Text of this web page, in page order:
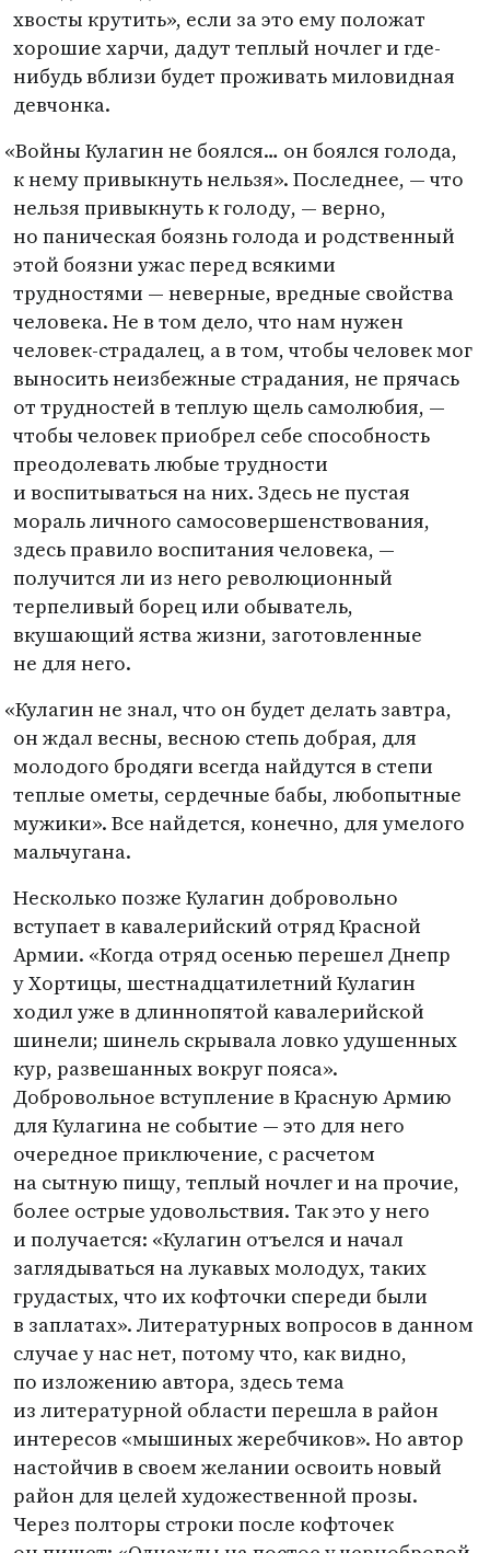
хвосты крутить», если за это ему положат
хорошие харчи, дадут теплый ночлег и где-
нибудь вблизи будет проживать миловидная
девчонка.
«Войны Кулагин не боялся… он боялся голода,
к нему привыкнуть нельзя». Последнее, — что
нельзя привыкнуть к голоду, — верно,
но паническая боязнь голода и родственный
этой боязни ужас перед всякими
трудностями — неверные, вредные свойства
человека. Не в том дело, что нам нужен
человек-страдалец, а в том, чтобы человек мог
выносить неизбежные страдания, не прячась
от трудностей в теплую щель самолюбия, —
чтобы человек приобрел себе способность
преодолевать любые трудности
и воспитываться на них. Здесь не пустая
мораль личного самосовершенствования,
здесь правило воспитания человека, —
получится ли из него революционный
терпеливый борец или обыватель,
вкушающий яства жизни, заготовленные
не для него.
«Кулагин не знал, что он будет делать завтра,
он ждал весны, весною степь добрая, для
молодого бродяги всегда найдутся в степи
теплые ометы, сердечные бабы, любопытные
мужики». Все найдется, конечно, для умелого
мальчугана.
Несколько позже Кулагин добровольно
вступает в кавалерийский отряд Красной
Армии. «Когда отряд осенью перешел Днепр
у Хортицы, шестнадцатилетний Кулагин
ходил уже в длиннопятой кавалерийской
шинели; шинель скрывала ловко удушенных
кур, развешанных вокруг пояса».
Добровольное вступление в Красную Армию
для Кулагина не событие — это для него
очередное приключение, с расчетом
на сытную пищу, теплый ночлег и на прочие,
более острые удовольствия. Так это у него
и получается: «Кулагин отъелся и начал
заглядываться на лукавых молодух, таких
грудастых, что их кофточки спереди были
в заплатах». Литературных вопросов в данном
случае у нас нет, потому что, как видно,
по изложению автора, здесь тема
из литературной области перешла в район
интересов «мышиных жеребчиков». Но автор
настойчив в своем желании освоить новый
район для целей художественной прозы.
Через полторы строки после кофточек